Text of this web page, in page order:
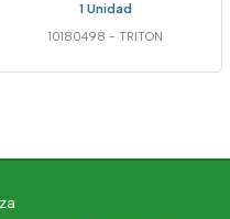
1 Unidad
10180498 - TRITON